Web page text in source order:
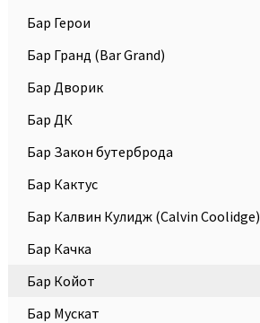
Бар Герои
Бар Гранд (Bar Grand)
Бар Дворик
Бар ДК
Бар Закон бутерброда
Бар Кактус
Бар Калвин Кулидж (Calvin Coolidge)
Бар Качка
Бар Койот
Бар Мускат